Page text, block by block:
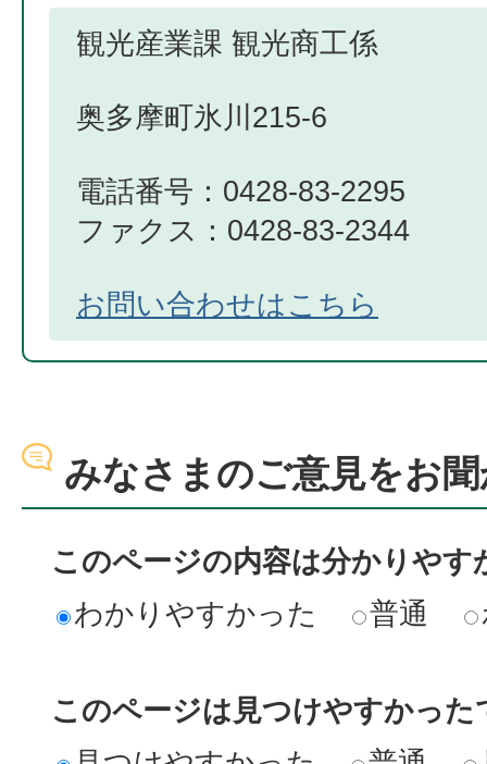
観光産業課 観光商工係
奥多摩町氷川215-6
電話番号：0428-83-2295
ファクス：0428-83-2344
お問い合わせはこちら
みなさまのご意見をお
このページの内容は分かりやす
わかりやすかった
普通
このページは見つけやすかった